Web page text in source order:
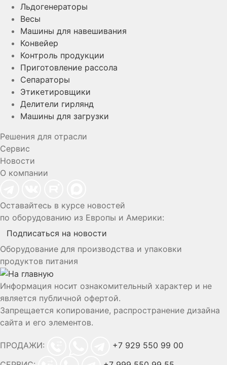
Льдогенераторы
Весы
Машины для навешивания
Конвейер
Контроль продукции
Приготовление рассола
Сепараторы
Этикетировщики
Делители гирлянд
Машины для загрузки
Решения для отрасли
Сервис
Новости
О компании
Оставайтесь в курсе новостей
по оборудованию из Европы и Америки:
Подписаться на новости
Оборудование для производства и упаковки
продуктов питания
Информация носит ознакомительный характер и не
является публичной офертой.
Запрещается копирование, распространение дизайна
сайта и его элементов.
ПРОДАЖИ:
+7 929 550 99 00